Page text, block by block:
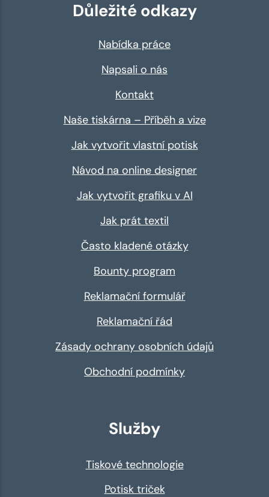
Důležité odkazy
Nabídka práce
Napsali o nás
Kontakt
Naše tiskárna – Příběh a vize
Jak vytvořit vlastní potisk
Návod na online designer
Jak vytvořit grafiku v AI
Jak prát textil
Často kladené otázky
Bounty program
Reklamační formulář
Reklamační řád
Zásady ochrany osobních údajů
Obchodní podmínky
Služby
Tiskové technologie
Potisk triček